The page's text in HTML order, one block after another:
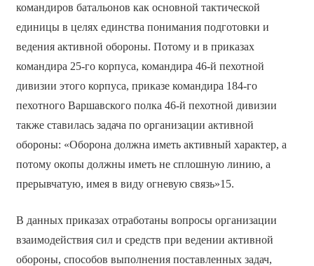
командиров батальонов как основной тактической
единицы в целях единства понимания подготовки и
ведения активной обороны. Потому и в приказах
командира 25-го корпуса, командира 46-й пехотной
дивизии этого корпуса, приказе командира 184-го
пехотного Варшавского полка 46-й пехотной дивизии
также ставилась задача по организации активной
обороны: «Оборона должна иметь активный характер, а
потому окопы должны иметь не сплошную линию, а
прерывчатую, имея в виду огневую связь»15.
В данных приказах отработаны вопросы организации
взаимодействия сил и средств при ведении активной
обороны, способов выполнения поставленных задач,